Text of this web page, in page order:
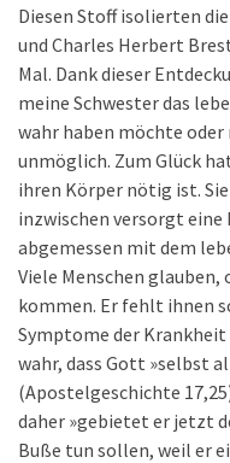
Diesen Stoff isolierten
und Charles Herbert
Mal. Dank dieser
meine Schwester das
wahr haben möchte
unmöglich. Zum Glück
ihren Körper nötig ist.
inzwischen versorgt eine
abgemessen mit dem
Viele Menschen glauben,
kommen. Er fehlt ihnen
Symptome der
wahr, dass Gott »selbst
(Apostelgeschichte
daher »gebietet er jetzt
Buße tun sollen, weil er